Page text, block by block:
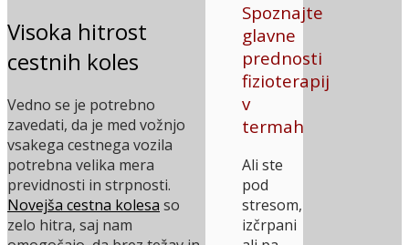
Spoznajte
glavne
prednosti
fizioterapij
v
termah
Ali ste
pod
stresom,
izčrpani
Visoka hitrost
cestnih koles
Vedno se je potrebno
zavedati, da je med vožnjo
vsakega cestnega vozila
potrebna velika mera
previdnosti in strpnosti.
Novejša cestna kolesa so
zelo hitra, saj nam